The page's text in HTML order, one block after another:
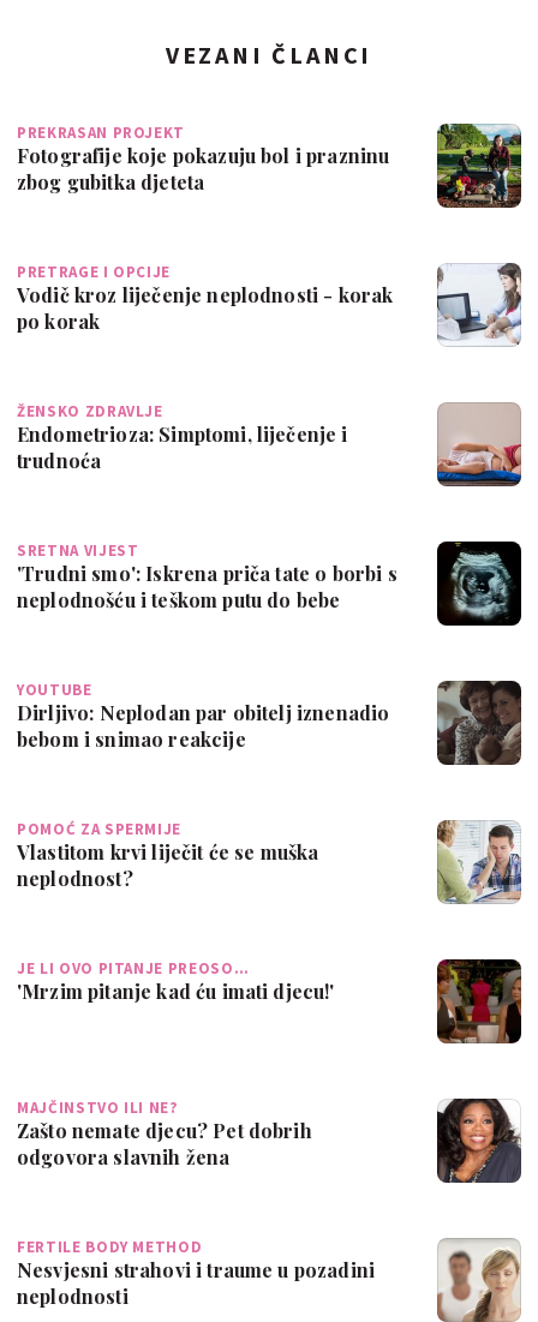
VEZANI ČLANCI
PREKRASAN PROJEKT
Fotografije koje pokazuju bol i prazninu
zbog gubitka djeteta
PRETRAGE I OPCIJE
Vodič kroz liječenje neplodnosti - korak
po korak
ŽENSKO ZDRAVLJE
Endometrioza: Simptomi, liječenje i
trudnoća
SRETNA VIJEST
'Trudni smo': Iskrena priča tate o borbi s
neplodnošću i teškom putu do bebe
YOUTUBE
Dirljivo: Neplodan par obitelj iznenadio
bebom i snimao reakcije
POMOĆ ZA SPERMIJE
Vlastitom krvi liječit će se muška
neplodnost?
JE LI OVO PITANJE PREOSO…
'Mrzim pitanje kad ću imati djecu!'
MAJČINSTVO ILI NE?
Zašto nemate djecu? Pet dobrih
odgovora slavnih žena
FERTILE BODY METHOD
Nesvjesni strahovi i traume u pozadini
neplodnosti